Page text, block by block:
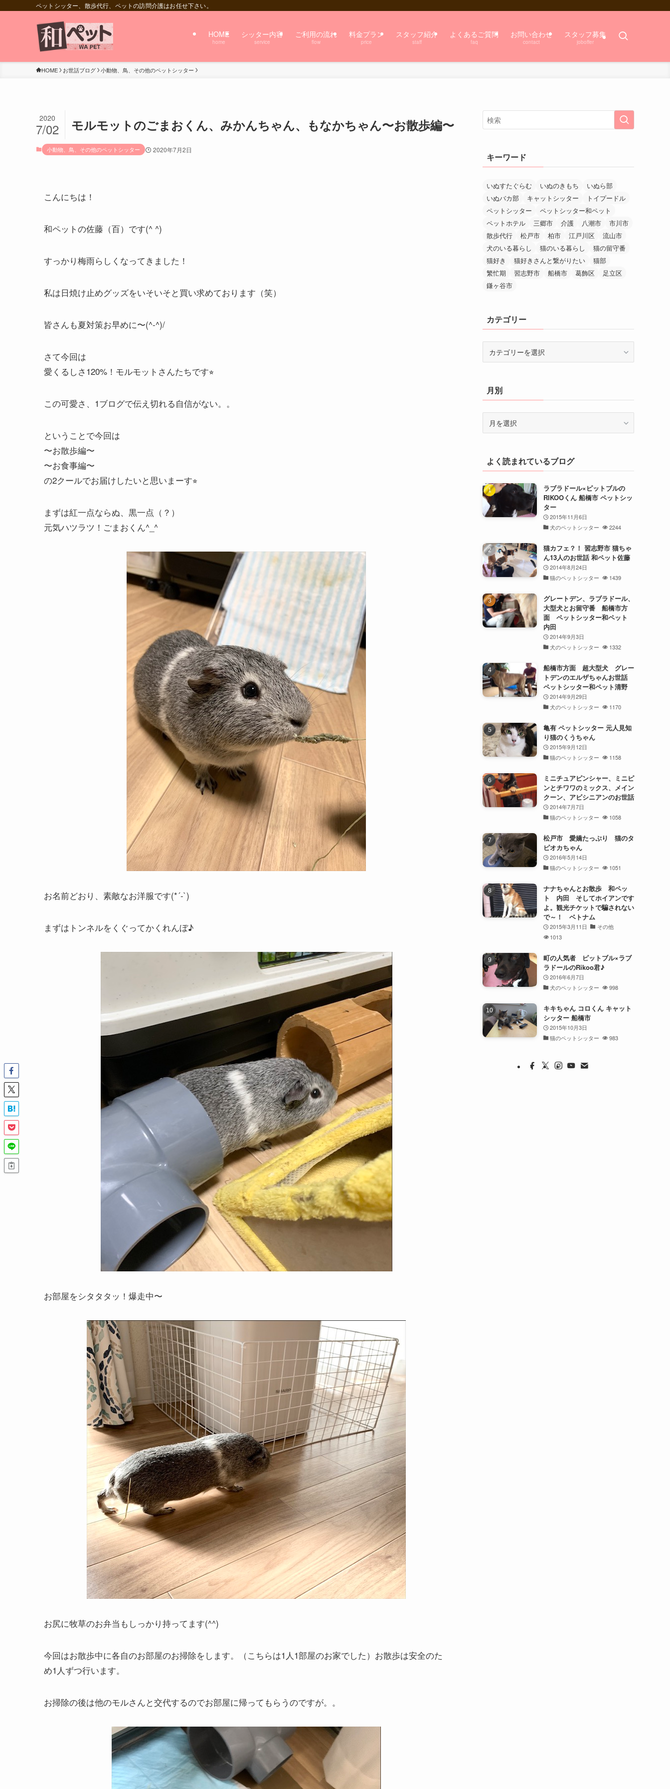
ペットシッター、散歩代行、ペットの訪問介護はお任せ下さい。
HOME
home
シッター内容
service
ご利用の流れ
flow
料金プラン
price
スタッフ紹介
staff
よくあるご質問
faq
お問い合わせ
contact
スタッフ募集
joboffer
HOME お世話ブログ 小動物、鳥、その他のペットシッター
モルモットのごまおくん、みかんちゃん、もなかちゃん〜お散歩編〜
2020
7/02
小動物、鳥、その他のペットシッター 2020年7月2日
こんにちは！
和ペットの佐藤（百）です(^ ^)
すっかり梅雨らしくなってきました！
私は日焼け止めグッズをいそいそと買い求めております（笑）
皆さんも夏対策お早めに〜(^-^)/
さて今回は
愛くるしさ120%！モルモットさんたちです⭐︎
この可愛さ、1ブログで伝え切れる自信がない。。
ということで今回は
〜お散歩編〜
〜お食事編〜
の2クールでお届けしたいと思いまーす⭐︎
まずは紅一点ならぬ、黒一点（？）
元気ハツラツ！ごまおくん^_^
お名前どおり、素敵なお洋服です(*´-`)
まずはトンネルをくぐってかくれんぼ♪
お部屋をシタタタッ！爆走中〜
お尻に牧草のお弁当もしっかり持ってます(^^)
今回はお散歩中に各自のお部屋のお掃除をします。（こちらは1人1部屋のお家でした）お散歩は安全のた
め1人ずつ行います。
お掃除の後は他のモルさんと交代するのでお部屋に帰ってもらうのですが。。
キーワード
いぬすたぐらむ いぬのきもち
いぬら部
いぬバカ部
キャットシッター
トイプードル
ペットシッター
ペットシッター和ペット
ペットホテル
三郷市 介護 八潮市
市川市
散歩代行
松戸市 柏市 江戸川区
流山市
犬のいる暮らし
猫のいる暮らし
猫の留守番
猫好き
猫好きさんと繋がりたい
猫部
繁忙期
習志野市 船橋市 葛飾区
足立区
鎌ヶ谷市
カテゴリー
ー月別
よく読まれているブログ
ラブラドール×ピットブルの
RIKOOくん 船橋市 ペットシッ
ター
2015年11月6日
犬のペットシッター
2244
猫カフェ？！ 習志野市 猫ちゃ
ん13人のお世話 和ペット佐藤
2014年8月24日
猫のペットシッター
1439
グレートデン、ラブラドール、
大型犬とお留守番 船橋市方
面 ペットシッター和ペット
内田
2014年9月3日
犬のペットシッター
1332
船橋市方面 超大型犬 グレー
トデンのエルザちゃんお世話
ペットシッター和ペット清野
2014年9月29日
犬のペットシッター
1170
亀有 ペットシッター 元人見知
り猫のくうちゃん
2015年9月12日
猫のペットシッター
1158
ミニチュアピンシャー、ミニピ
ンとチワワのミックス、メイン
クーン、アビシニアンのお世話
2014年7月7日
猫のペットシッター
1058
松戸市 愛嬌たっぷり 猫のタ
ピオカちゃん
2016年5月14日
猫のペットシッター
1051
ナナちゃんとお散歩 和ペッ
ト 内田 そしてホイアンです
よ。観光チケットで騙されない
で～！ ベトナム
2015年3月11日
その他
1013
町の人気者 ピットブル×ラブ
ラドールのRikoo君♪
2016年6月7日
犬のペットシッター
998
キキちゃん コロくん キャット
シッター 船橋市
2015年10月3日
猫のペットシッター
983